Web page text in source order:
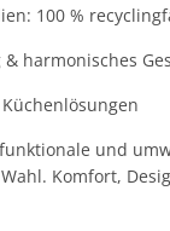
100 %
harmonisches
und
Komfort,